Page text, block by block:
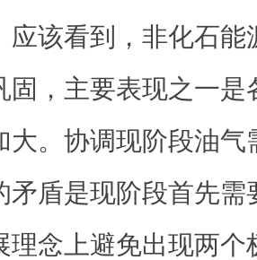
应该看到，非化石
固，主要表现之一
大。协调现阶段油
矛盾是现阶段首先
理念上避免出现两